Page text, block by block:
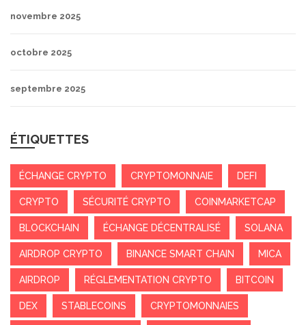
novembre 2025
octobre 2025
septembre 2025
ÉTIQUETTES
ÉCHANGE CRYPTO CRYPTOMONNAIE DEFI
CRYPTO SÉCURITÉ CRYPTO COINMARKETCAP
BLOCKCHAIN ÉCHANGE DÉCENTRALISÉ SOLANA
AIRDROP CRYPTO BINANCE SMART CHAIN MICA
AIRDROP RÉGLEMENTATION CRYPTO BITCOIN
DEX STABLECOINS CRYPTOMONNAIES